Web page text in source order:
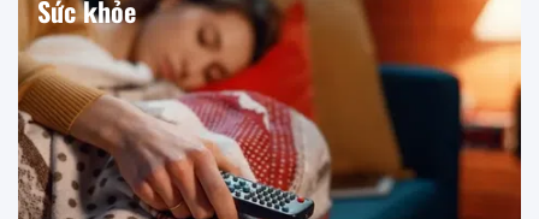
Sức khỏe